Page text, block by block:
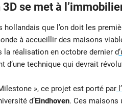
3D se met à
hollandais que l’on doit les
à accueillir des maisons
la réalisation en octobre dernier d
d’une technique qui devrait
», ce projet est porté par
d’Eindhoven. Ces maisons